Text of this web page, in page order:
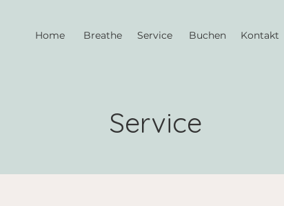
Home Breathe Service Buchen Kontakt
Service